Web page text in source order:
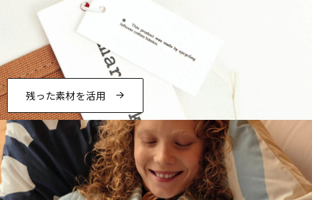
残った素材を活用